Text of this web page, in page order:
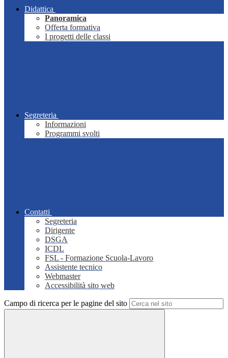
Didattica
Panoramica
Offerta formativa
I progetti delle classi
Segreteria
Informazioni
Programmi svolti
Contatti
Segreteria
Dirigente
DSGA
ICDL
FSL - Formazione Scuola-Lavoro
Assistente tecnico
Webmaster
Accessibilità sito web
Campo di ricerca per le pagine del sito